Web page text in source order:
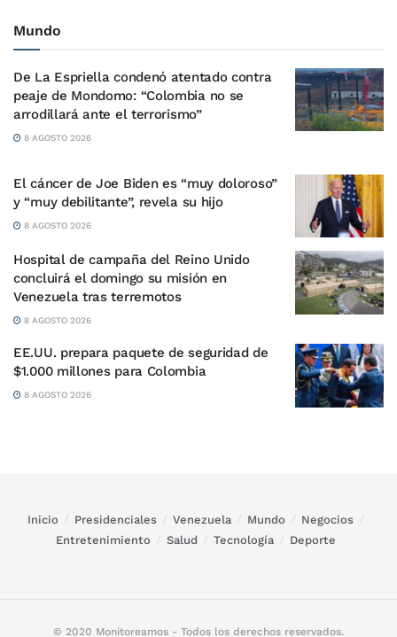
Mundo
De La Espriella condenó atentado contra
peaje de Mondomo: “Colombia no se
arrodillará ante el terrorismo”
8 AGOSTO 2026
El cáncer de Joe Biden es “muy doloroso”
y “muy debilitante”, revela su hijo
8 AGOSTO 2026
Hospital de campaña del Reino Unido
concluirá el domingo su misión en
Venezuela tras terremotos
8 AGOSTO 2026
EE.UU. prepara paquete de seguridad de
$1.000 millones para Colombia
8 AGOSTO 2026
Inicio Presidenciales Venezuela Mundo
Negocios
Entretenimiento
Salud Tecnología Deporte
© 2020 Monitoreamos - Todos los derechos reservados.